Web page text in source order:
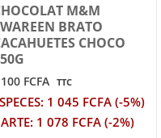
M&M
BRATO
CHOCO
FCFA TTC
1 045 FCFA (-5%)
1 078 FCFA (-2%)